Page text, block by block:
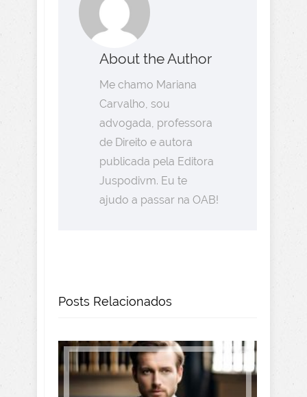
About the Author
Me chamo Mariana
Carvalho, sou
advogada, professora
de Direito e autora
publicada pela Editora
Juspodivm. Eu te
ajudo a passar na OAB!
Posts Relacionados